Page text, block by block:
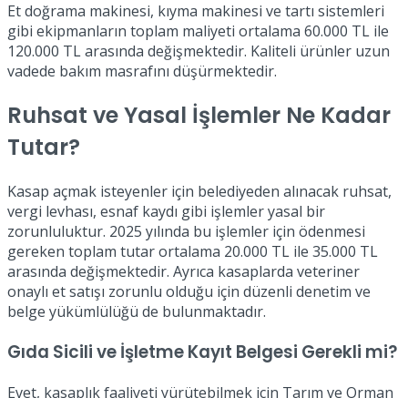
Et doğrama makinesi, kıyma makinesi ve tartı sistemleri
gibi ekipmanların toplam maliyeti ortalama 60.000 TL ile
120.000 TL arasında değişmektedir. Kaliteli ürünler uzun
vadede bakım masrafını düşürmektedir.
Ruhsat ve Yasal İşlemler Ne Kadar
Tutar?
Kasap açmak isteyenler için belediyeden alınacak ruhsat,
vergi levhası, esnaf kaydı gibi işlemler yasal bir
zorunluluktur. 2025 yılında bu işlemler için ödenmesi
gereken toplam tutar ortalama 20.000 TL ile 35.000 TL
arasında değişmektedir. Ayrıca kasaplarda veteriner
onaylı et satışı zorunlu olduğu için düzenli denetim ve
belge yükümlülüğü de bulunmaktadır.
Gıda Sicili ve İşletme Kayıt Belgesi Gerekli mi?
Evet, kasaplık faaliyeti yürütebilmek için Tarım ve Orman